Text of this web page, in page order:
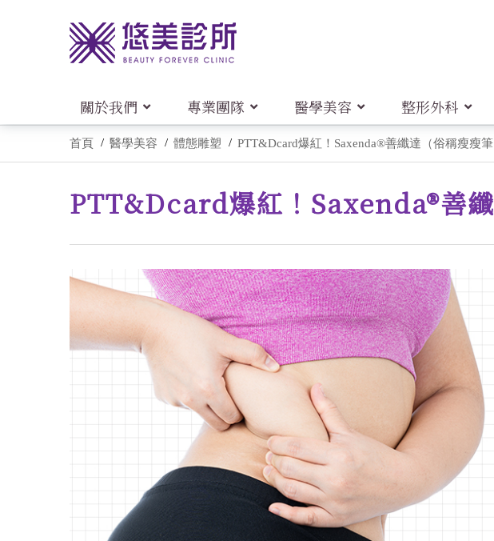
關於我們 專業團隊 醫學美容 整形外科
首頁 醫學美容 體態雕塑 PTT&Dcard爆紅！Saxenda®善纖達（俗稱瘦瘦
PTT&Dcard爆紅！Saxenda®善